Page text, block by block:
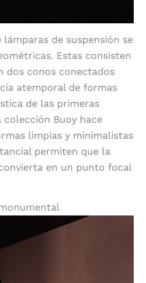
de suspensión se
Estas consisten
dos conos conectados
atemporal de formas
de las primeras
colección Buoy hace
limpias y minimalistas
permiten que la
en un punto focal